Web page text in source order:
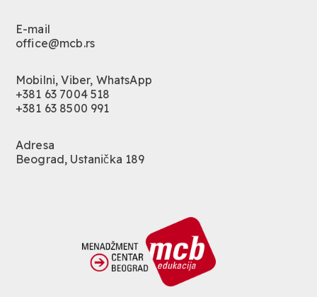
E-mail
office@mcb.rs
Mobilni, Viber, WhatsApp
+381 63 7004 518
+381 63 8500 991
Adresa
Beograd, Ustanička 189